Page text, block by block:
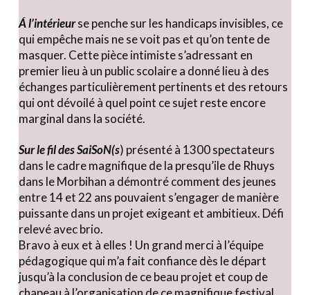
Á l’intérieurse penche sur les handicaps invisibles, ce
qui empêche mais ne se voit pas et qu’on tente de
masquer. Cette pièce intimiste s’adressant en
premier lieu à un public scolaire a donné lieu à des
échanges particulièrement pertinents et des retours
qui ont dévoilé à quel point ce sujet reste encore
marginal dans la société.
Sur le fil des SaiSoN(s) présenté à 1300 spectateurs
dans le cadre magnifique de la presqu’ile de Rhuys
dans le Morbihan a démontré comment des jeunes
entre 14 et 22 ans pouvaient s’engager de manière
puissante dans un projet exigeant et ambitieux. Défi
relevé avec brio.
Bravo à eux et à elles ! Un grand merci à l’équipe
pédagogique qui m’a fait confiance dès le départ
jusqu’à la conclusion de ce beau projet et coup de